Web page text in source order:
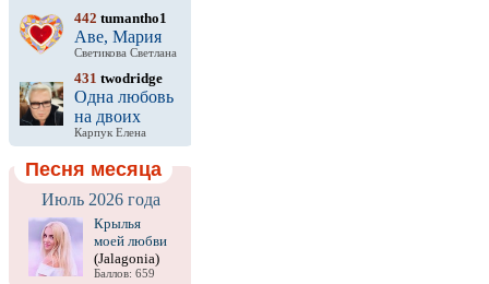
442 tumantho1
Аве, Мария
Светикова Светлана
431 twodridge
Одна любовь
на двоих
Карпук Елена
Песня месяца
Июль 2026 года
Крылья
моей любви
(Jalagonia)
Баллов: 659